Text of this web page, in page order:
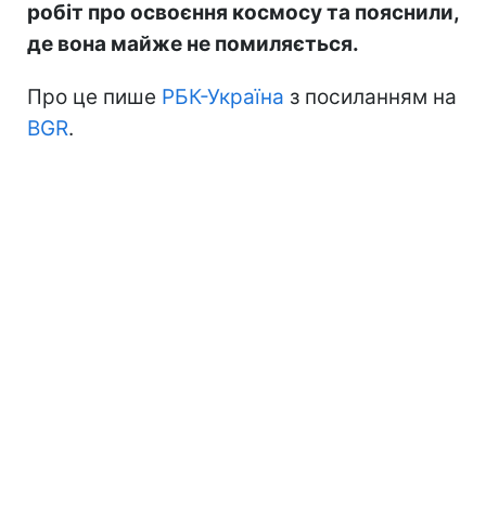
робіт про освоєння космосу та пояснили,
де вона майже не помиляється.
Про це пише РБК-Україна з посиланням на
BGR.